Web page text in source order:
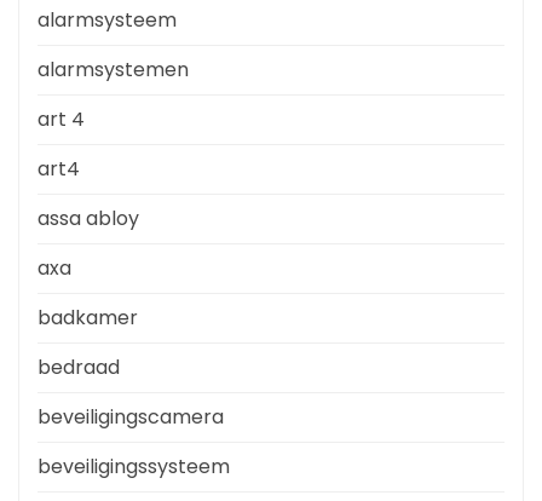
alarmsysteem
alarmsystemen
art 4
art4
assa abloy
axa
badkamer
bedraad
beveiligingscamera
beveiligingssysteem